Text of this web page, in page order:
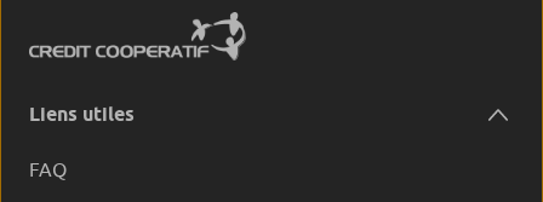
Liens utiles
FAQ